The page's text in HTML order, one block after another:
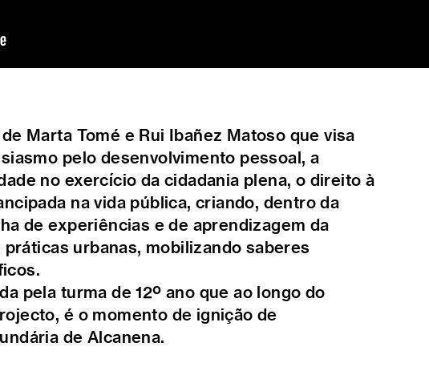
Marta Tomé e Rui Ibañez Matoso que visa
pelo desenvolvimento pessoal, a
no exercício da cidadania plena, o direito à
na vida pública, criando, dentro da
de experiências e de aprendizagem da
urbanas, mobilizando saberes
pela turma de 12º ano que ao longo do
é o momento de ignição de
de Alcanena.